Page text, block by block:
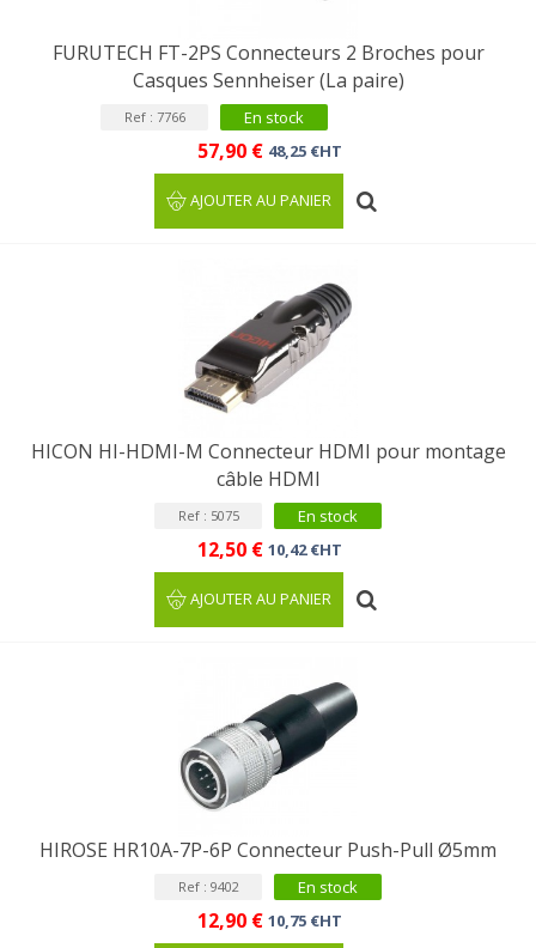
FURUTECH FT-2PS Connecteurs 2 Broches pour
Casques Sennheiser (La paire)
Ref : 7766 En stock
57,90 € 48,25 €HT
AJOUTER AU PANIER
HICON HI-HDMI-M Connecteur HDMI pour montage
câble HDMI
Ref : 5075 En stock
12,50 € 10,42 €HT
AJOUTER AU PANIER
HIROSE HR10A-7P-6P Connecteur Push-Pull Ø5mm
Ref : 9402 En stock
12,90 € 10,75 €HT